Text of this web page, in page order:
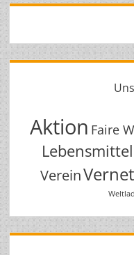
Aktion Faire
Lebensmittel
Verein